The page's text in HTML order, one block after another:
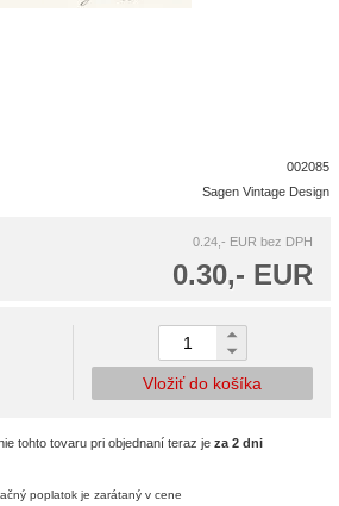
002085
Sagen Vintage Design
0.24,- EUR bez DPH
0.30,- EUR
Vložiť do košíka
tohto tovaru pri objednaní teraz je za 2 dni
poplatok je zarátaný v cene